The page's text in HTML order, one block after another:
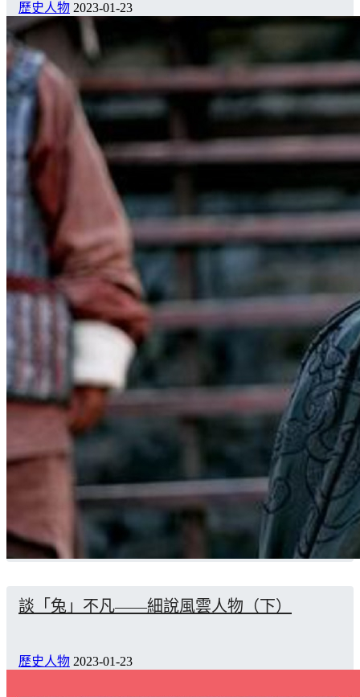
歷史人物 2023-01-23
談「兔」不凡——細說風雲人物（下）
歷史人物 2023-01-23